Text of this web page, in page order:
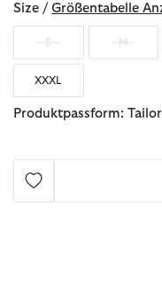
Size / Größentabelle
S M
XXXL
Produktpassform: